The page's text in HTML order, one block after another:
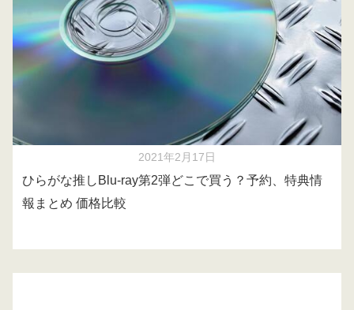
2021年2月17日
ひらがな推しBlu-ray第2弾どこで買う？予約、特典情
報まとめ 価格比較